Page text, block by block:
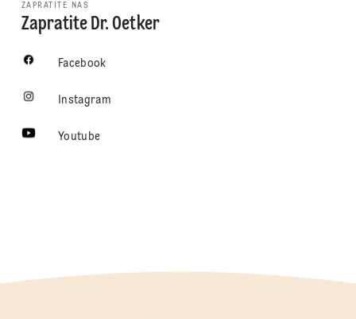
ZAPRATITE NAS
Zapratite Dr. Oetker
Facebook
Instagram
Youtube